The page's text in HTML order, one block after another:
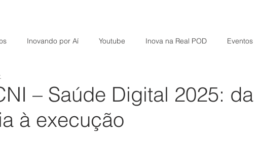
Inovando por Aí Youtube Inova na Real POD Eventos
– Saúde Digital 2025: da
à execução
de 5 estrelas.